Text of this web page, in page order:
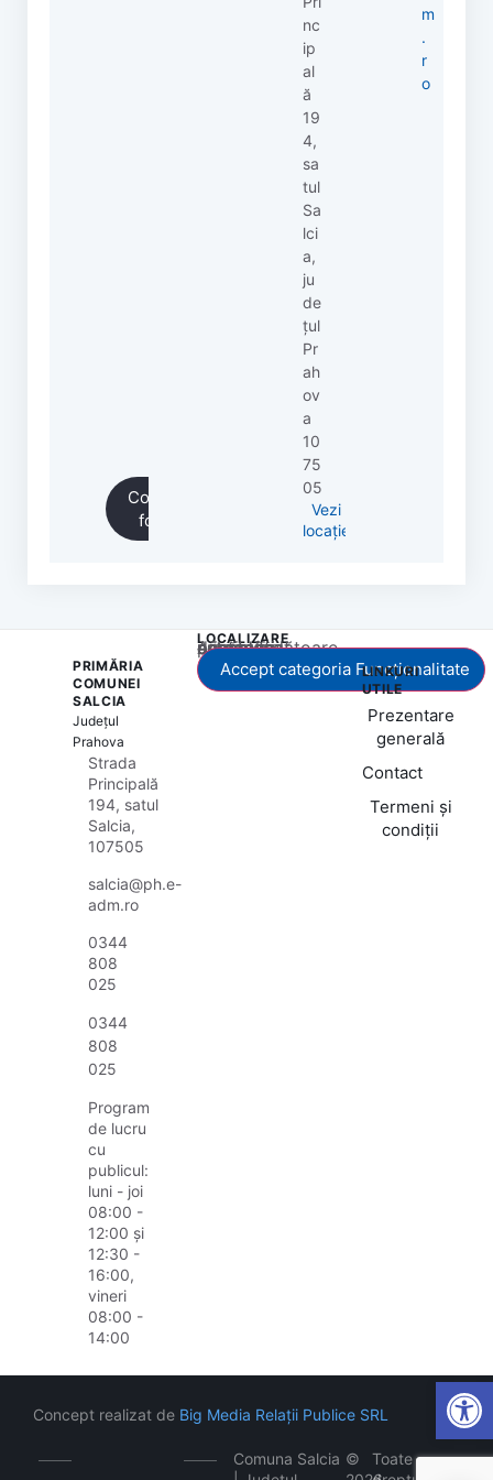
Completează
formularul
nc
ip
al
ă
19
4,
sa
tul
Sa
lci
a,
ju
de
țul
Pr
ah
ov
a
10
75
05
Vezi
locație
m
.
r
o
PRIMĂRIA
COMUNEI
SALCIA
Județul
Prahova
Strada
Principală
194, satul
Salcia,
107505
salcia@ph.e-
adm.ro
0344
808
025
0344
808
025
Program
de lucru
cu
publicul:
luni - joi
08:00 -
12:00 și
12:30 -
16:00,
vineri
08:00 -
14:00
LOCALIZARE
Acest conținut este blocat până când acceptați categoria corespunzătoare de cookie-uri.
Accept categoria Funcționalitate
LINKURI
UTILE
Prezentare
generală
Contact
Termeni și
condiții
Comuna Salcia ©
Toate
Concept realizat de Big Media Relații Publice SRL